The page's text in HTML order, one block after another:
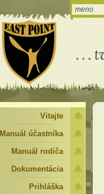
Vitajte
Manuál účastníka
Manuál rodiča
Dokumentácia
Prihláška